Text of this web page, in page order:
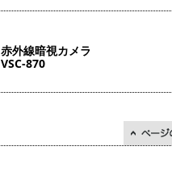
赤外線暗視カメラ
VSC-870